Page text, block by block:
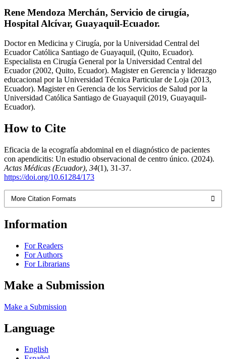
Rene Mendoza Merchán, Servicio de cirugía,
Hospital Alcívar, Guayaquil-Ecuador.
Doctor en Medicina y Cirugía, por la Universidad Central del
Ecuador Católica Santiago de Guayaquil, (Quito, Ecuador).
Especialista en Cirugía General por la Universidad Central del
Ecuador (2002, Quito, Ecuador). Magister en Gerencia y liderazgo
educacional por la Universidad Técnica Particular de Loja (2013,
Ecuador). Magister en Gerencia de los Servicios de Salud por la
Universidad Católica Santiago de Guayaquil (2019, Guayaquil-
Ecuador).
How to Cite
Eficacia de la ecografía abdominal en el diagnóstico de pacientes
con apendicitis: Un estudio observacional de centro único. (2024).
Actas Médicas (Ecuador), 34(1), 31-37.
https://doi.org/10.61284/173
More Citation Formats
Information
For Readers
For Authors
For Librarians
Make a Submission
Make a Submission
Language
English